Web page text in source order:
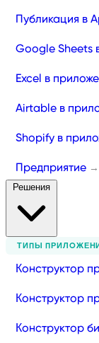
Публикация в
Google Sheets
Excel в
Airtable в
Shopify в
Предприятие →
ТИПЫ
Конструктор
Конструктор
Конструктор